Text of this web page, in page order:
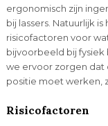
ergonomisch zijn
bij lassers. Natuurlijk
risicofactoren voor
bijvoorbeeld bij fysiek
we ervoor zorgen dat
positie moet werken,
Risicofactoren